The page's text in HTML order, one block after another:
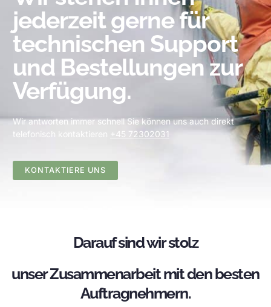
jederzeit gerne für
technischen Support
und Bestellungen zur
Verfügung.
Wir antworten immer schnell Sie können uns auch direkt
telefonisch kontaktieren +45 72302031
KONTAKTIERE UNS
Darauf sind wir stolz
unser Zusammenarbeit mit den besten
Auftragnehmern.